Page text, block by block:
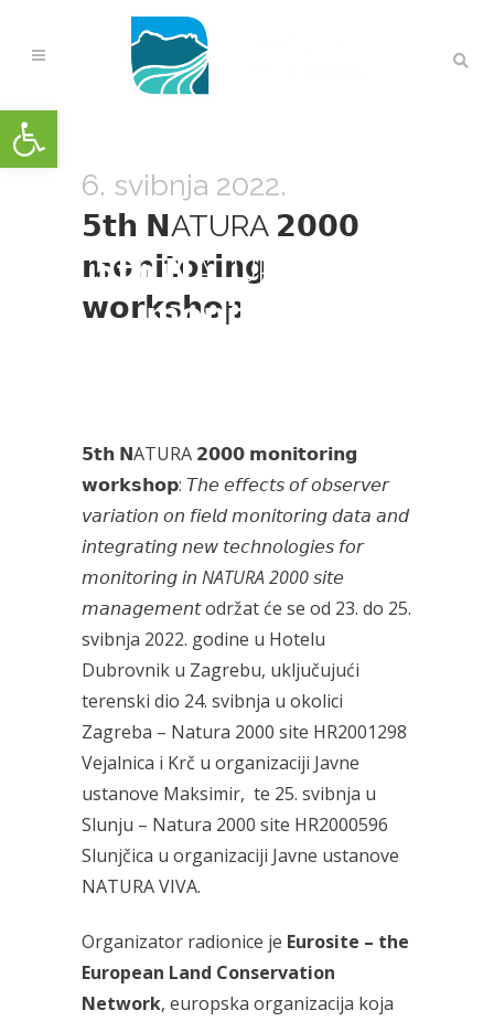
Open toolbar
𝟱𝘁𝗵 𝗡ATURA 𝟮𝟬𝟬𝟬
𝗺𝗼𝗻𝗶𝘁𝗼𝗿𝗶𝗻𝗴
6. svibnja 2022.
𝟱𝘁𝗵 𝗡ATURA 𝟮𝟬𝟬𝟬
𝗺𝗼𝗻𝗶𝘁𝗼𝗿𝗶𝗻𝗴
𝘄𝗼𝗿𝗸𝘀𝗵𝗼𝗽
𝟱𝘁𝗵 𝗡ATURA 𝟮𝟬𝟬𝟬 𝗺𝗼𝗻𝗶𝘁𝗼𝗿𝗶𝗻𝗴
𝘄𝗼𝗿𝗸𝘀𝗵𝗼𝗽: 𝘛𝘩𝘦 𝘦𝘧𝘧𝘦𝘤𝘵𝘴 𝘰𝘧 𝘰𝘣𝘴𝘦𝘳𝘷𝘦𝘳
𝘷𝘢𝘳𝘪𝘢𝘵𝘪𝘰𝘯 𝘰𝘯 𝘧𝘪𝘦𝘭𝘥 𝘮𝘰𝘯𝘪𝘵𝘰𝘳𝘪𝘯𝘨 𝘥𝘢𝘵𝘢 𝘢𝘯𝘥
𝘪𝘯𝘵𝘦𝘨𝘳𝘢𝘵𝘪𝘯𝘨 𝘯𝘦𝘸 𝘵𝘦𝘤𝘩𝘯𝘰𝘭𝘰𝘨𝘪𝘦𝘴 𝘧𝘰𝘳
𝘮𝘰𝘯𝘪𝘵𝘰𝘳𝘪𝘯𝘨𝘪𝘯 NATURA 2000𝘴𝘪𝘵𝘦
𝘮𝘢𝘯𝘢𝘨𝘦𝘮𝘦𝘯𝘵 održat će se od 23. do 25.
svibnja 2022. godine u Hotelu
Dubrovnik u Zagrebu, uključujući
terenski dio 24. svibnja u okolici
Zagreba – Natura 2000 site HR2001298
Vejalnica i Krč u organizaciji Javne
ustanove Maksimir, te 25. svibnja u
Slunju – Natura 2000 site HR2000596
Slunjčica u organizaciji Javne ustanove
NATURA VIVA.
Organizator radionice je Eurosite – the
European Land Conservation
Network, europska organizacija koja